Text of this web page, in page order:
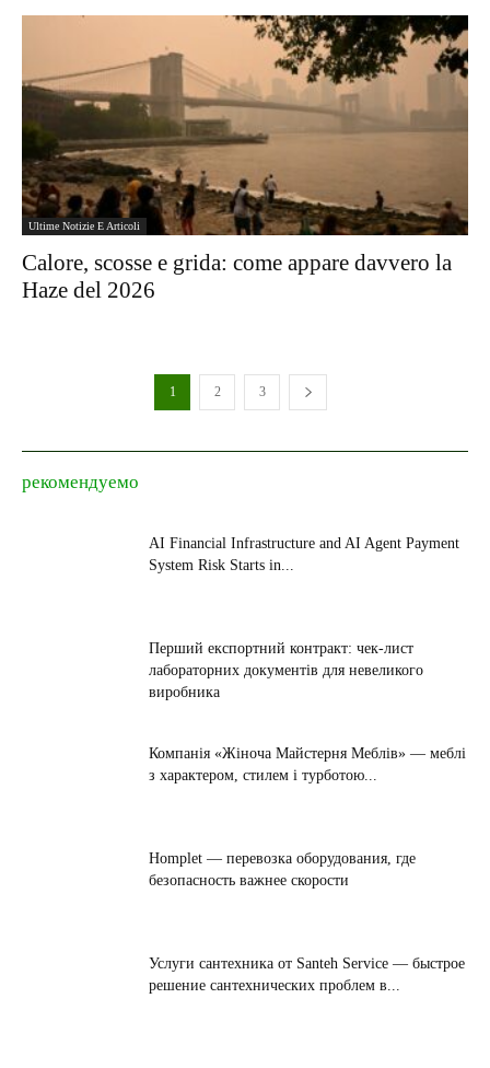
Ultime Notizie E Articoli
Calore, scosse e grida: come appare davvero la
Haze del 2026
1 2 3
рекомендуемо
AI Financial Infrastructure and AI Agent Payment
System Risk Starts in...
Перший експортний контракт: чек-лист
лабораторних документів для невеликого
виробника
Компанія «Жіноча Майстерня Меблів» — меблі
з характером, стилем і турботою...
Homplet — перевозка оборудования, где
безопасность важнее скорости
Услуги сантехника от Santeh Service — быстрое
решение сантехнических проблем в...